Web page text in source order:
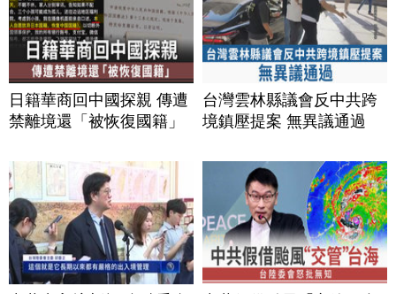
日籍華商回中國探親 傳遭
禁離境還「被恢復國籍」
台灣雲林縣議會反中共跨
境鎮壓提案 無異議通過